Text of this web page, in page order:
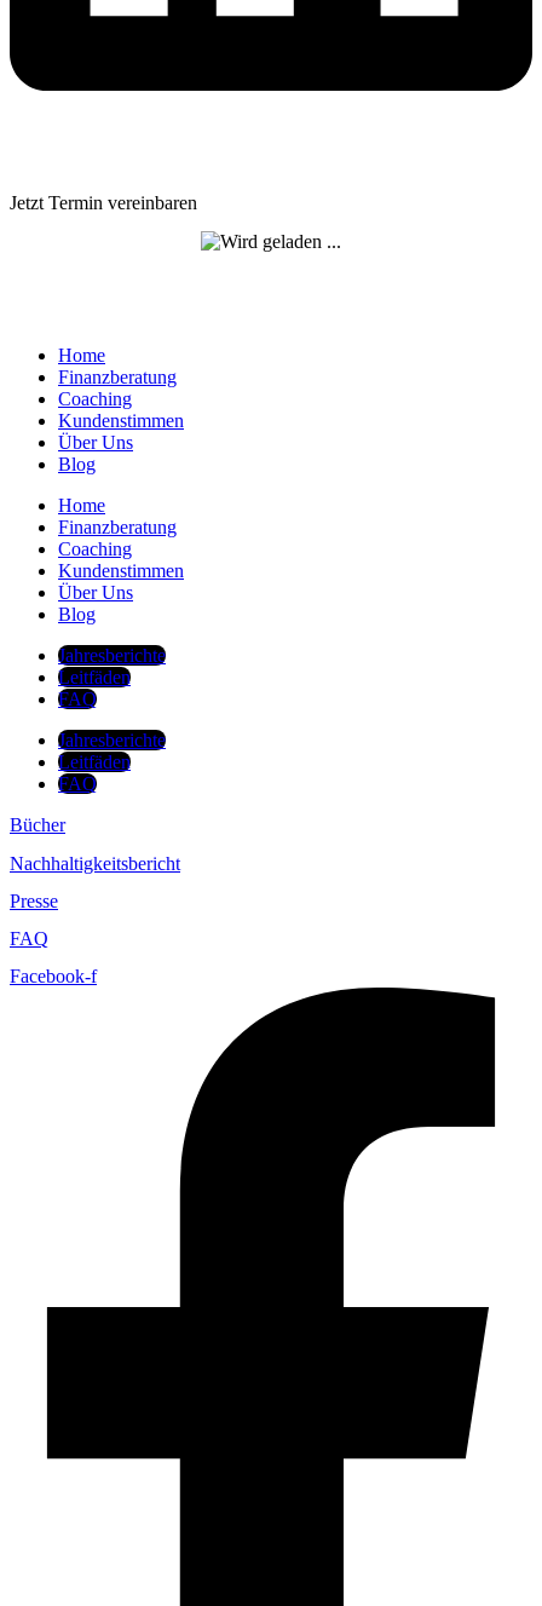
Jetzt Termin vereinbaren
Home
Finanzberatung
Coaching
Kundenstimmen
Über Uns
Blog
Home
Finanzberatung
Coaching
Kundenstimmen
Über Uns
Blog
Jahresberichte
Leitfäden
FAQ
Jahresberichte
Leitfäden
FAQ
Bücher
Nachhaltigkeitsbericht
Presse
FAQ
Facebook-f